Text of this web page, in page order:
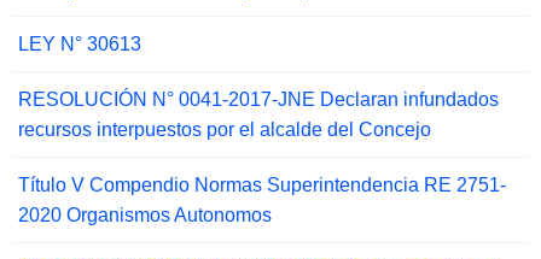
LEY N° 30613
RESOLUCIÓN N° 0041-2017-JNE Declaran infundados
recursos interpuestos por el alcalde del Concejo
Título V Compendio Normas Superintendencia RE 2751-
2020 Organismos Autonomos